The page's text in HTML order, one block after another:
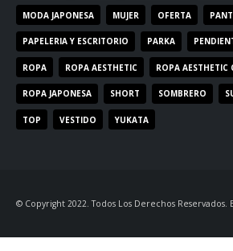
MODA JAPONESA MUJER OFERTA
PAPELERIA Y ESCRITORIO PARKA
ROPA ROPA AESTHETIC ROPA AESTHETIC
ROPA JAPONESA SHORT SOMBRERO
TOP VESTIDO YUKATA
© Copyright 2022. Todos Los Derechos Reservados.